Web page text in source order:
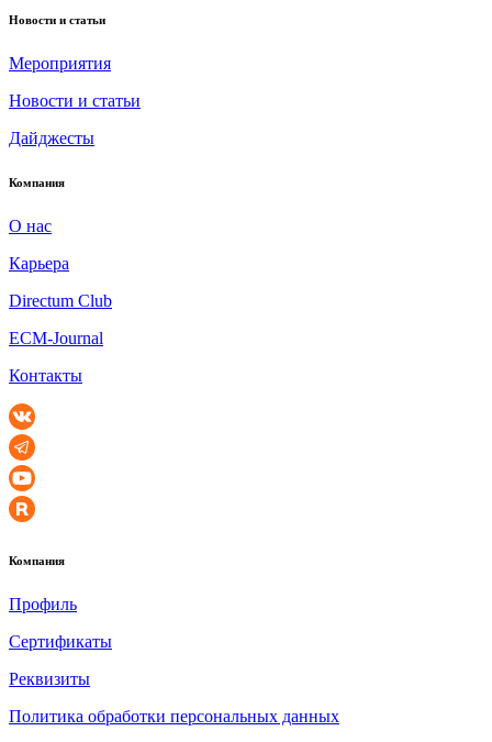
Новости и статьи
Мероприятия
Новости и статьи
Дайджесты
Компания
О нас
Карьера
Directum Club
ECM-Journal
Контакты
Компания
Профиль
Сертификаты
Реквизиты
Политика обработки персональных данных